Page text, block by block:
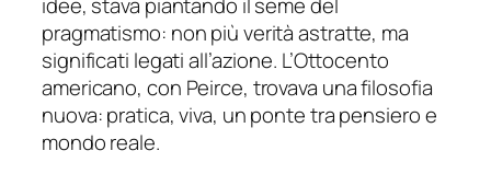
pragmatismo: non più verità astratte, ma
significati legati all’azione. L’Ottocento
americano, con Peirce, trovava una filosofia
nuova: pratica, viva, un ponte tra pensiero e
mondo reale.